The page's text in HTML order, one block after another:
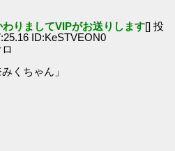
わりましてVIPがお送りします[] 投
ID:KeSTVEON0
くちゃん」